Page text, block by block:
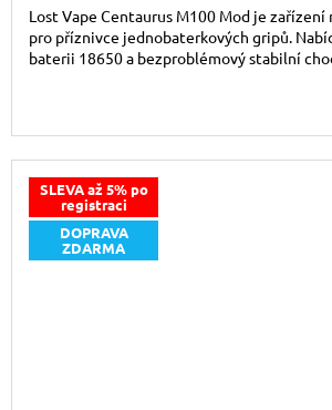
Lost Vape Centaurus M100 Mod je zařízení
pro příznivce jednobaterkových gripů.
baterii 18650 a bezproblémový stabilní
SLEVA až 5% po
registraci
DOPRAVA
ZDARMA